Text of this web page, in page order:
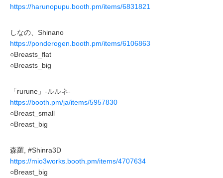
https://harunopupu.booth.pm/items/6831821
しなの、Shinano
https://ponderogen.booth.pm/items/6106863
○Breasts_flat
○Breasts_big
「rurune」-ルルネ-
https://booth.pm/ja/items/5957830
○Breast_small
○Breast_big
森羅, #Shinra3D
https://mio3works.booth.pm/items/4707634
○Breast_big